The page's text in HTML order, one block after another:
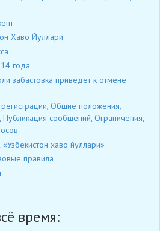
Хаво Йуллари
года
забастовка приведет к отмене
Общие положения,
сообщений, Ограничения,
хаво йуллари»
правила
время: